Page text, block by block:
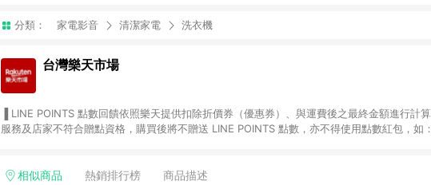
分類： 家電影音 清潔家電 洗衣機
台灣樂天市場
服務及店家不符合贈點資格，購買後將不贈送 LINE POINTS 點數，亦不得使用點數紅包，如
享有 LINE POINTS 回饋。 (3) 若購買之訂單（包含預購商品）未符合樂天市場 45 天內完成訂單出貨及結帳，則不符
相似商品 熱銷排行榜 商品描述